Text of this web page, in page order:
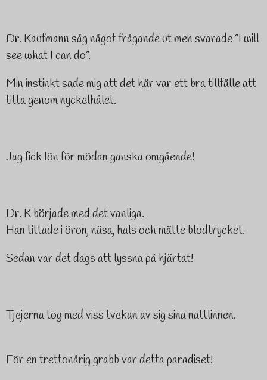
Dr. Kaufmann såg något frågande ut men svarade ”I will
see what I can do”.
Min instinkt sade mig att det här var ett bra tillfälle att
titta genom nyckelhålet.
Jag fick lön för mödan ganska omgående!
Dr. K började med det vanliga.
Han tittade i öron, näsa, hals och mätte blodtrycket.
Sedan var det dags att lyssna på hjärtat!
Tjejerna tog med viss tvekan av sig sina nattlinnen.
För en trettonårig grabb var detta paradiset!